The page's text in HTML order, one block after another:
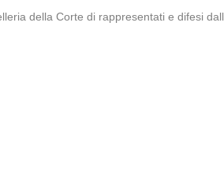
della Corte di rappresentati e difesi